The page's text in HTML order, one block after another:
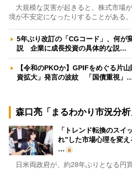
大規模な災害が起きると、株式市場
境が不安定になったりすることがある
5年ぶり改訂の「CGコード」、何が
説 企業に成長投資の具体的な説…
【令和のPKOか】GPIFをめぐる片
資拡大」発言の波紋 「国債重視」
森口亮「まるわかり市況分析
「トレンド転換のスイ
れ”した市場心理を変え
…
日米両政府が、約28年ぶりとなる円